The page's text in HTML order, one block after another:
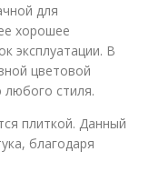
для
хорошее
эксплуатации. В
цветовой
любого стиля.
плиткой. Данный
благодаря